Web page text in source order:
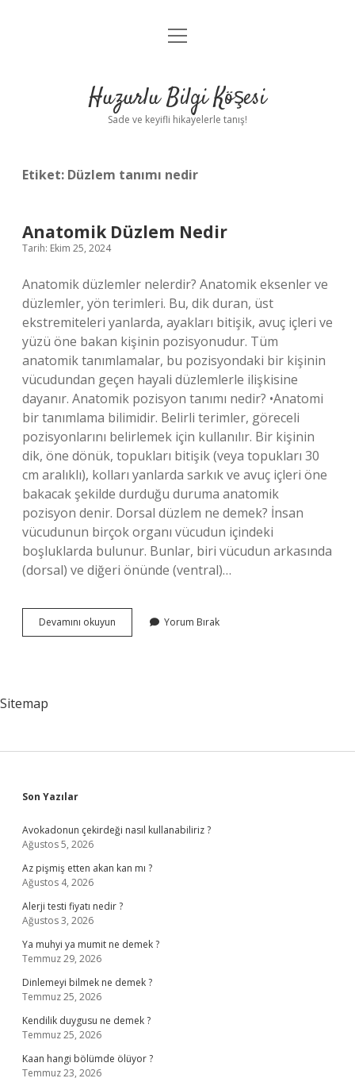
Anasayfa
Yasal Uyarı
menüyü
Huzurlu Bilgi Köşesi
Sade ve keyifli hikayelerle tanış!
Etiket: Düzlem tanımı nedir
Anatomik Düzlem Nedir
Tarih: Ekim 25, 2024
Anatomik düzlemler nelerdir? Anatomik eksenler ve
düzlemler, yön terimleri. Bu, dik duran, üst
ekstremiteleri yanlarda, ayakları bitişik, avuç içleri ve
yüzü öne bakan kişinin pozisyonudur. Tüm
anatomik tanımlamalar, bu pozisyondaki bir kişinin
vücudundan geçen hayali düzlemlerle ilişkisine
dayanır. Anatomik pozisyon tanımı nedir? •Anatomi
bir tanımlama bilimidir. Belirli terimler, göreceli
pozisyonlarını belirlemek için kullanılır. Bir kişinin
dik, öne dönük, topukları bitişik (veya topukları 30
cm aralıklı), kolları yanlarda sarkık ve avuç içleri öne
bakacak şekilde durduğu duruma anatomik
pozisyon denir. Dorsal düzlem ne demek? İnsan
vücudunun birçok organı vücudun içindeki
boşluklarda bulunur. Bunlar, biri vücudun arkasında
(dorsal) ve diğeri önünde (ventral)…
Devamını okuyun Anatomik
Düzlem
Yorum Bırak
Sitemap
Sidebar
Son Yazılar
Avokadonun çekirdeği nasıl kullanabiliriz ?
Ağustos 5, 2026
Az pişmiş etten akan kan mı ?
Ağustos 4, 2026
Alerji testi fiyatı nedir ?
Ağustos 3, 2026
Ya muhyi ya mumit ne demek ?
Temmuz 29, 2026
Dinlemeyi bilmek ne demek ?
Temmuz 25, 2026
Kendilik duygusu ne demek ?
Temmuz 25, 2026
Kaan hangi bölümde ölüyor ?
Temmuz 23, 2026